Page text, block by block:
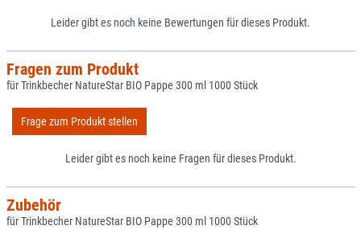
Leider gibt es noch keine Bewertungen für dieses Produkt.
Fragen zum Produkt
für Trinkbecher NatureStar BIO Pappe 300 ml 1000 Stück
Frage zum Produkt stellen
Leider gibt es noch keine Fragen für dieses Produkt.
Zubehör
für Trinkbecher NatureStar BIO Pappe 300 ml 1000 Stück